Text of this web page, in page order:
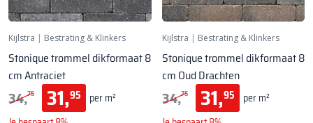
Kijlstra | Bestrating & Klinkers
Stonique trommel dikformaat 8
cm Antraciet
34,75 31,95
per m²
Kijlstra | Bestrating & Klinkers
Stonique trommel dikformaat 8
cm Oud Drachten
34,75 31,95
per m²